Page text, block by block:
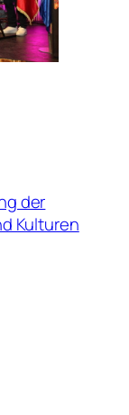
der
Kulturen